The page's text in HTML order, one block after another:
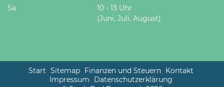
Sa
10 - 13 Uhr
(Juni, Juli, August)
Start Sitemap Finanzen und Steuern Kontakt
Impressum
Datenschutzerklärung